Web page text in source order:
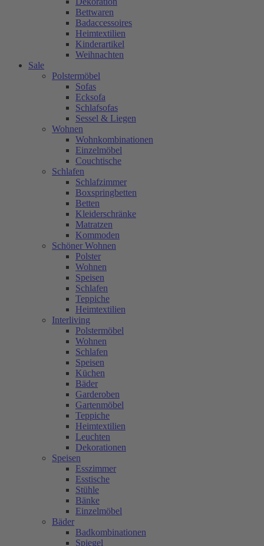
Bettwaren
Badaccessoires
Heimtextilien
Kinderartikel
Weihnachten
Sale
Polstermöbel
Sofas
Ecksofa
Schlafsofas
Sessel & Liegen
Wohnen
Wohnkombinationen
Einzelmöbel
Couchtische
Schlafen
Schlafzimmer
Boxspringbetten
Betten
Kleiderschränke
Matratzen
Kommoden
Schöner Wohnen
Polster
Wohnen
Speisen
Schlafen
Teppiche
Heimtextilien
Interliving
Polstermöbel
Wohnen
Schlafen
Speisen
Küchen
Bäder
Garderoben
Gartenmöbel
Teppiche
Heimtextilien
Leuchten
Dekorationen
Speisen
Esszimmer
Esstische
Stühle
Bänke
Einzelmöbel
Bäder
Badkombinationen
Spiegel